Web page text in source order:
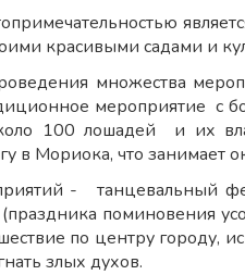
красивыми садами и
множества
мероприятие с
100 лошадей и их
в Мориока, что занимает
- танцевальный
поминовения
по центру
злых духов.